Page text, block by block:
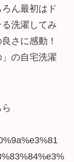
ん最初はド
洗濯してみ
さに感動！
の自宅洗濯